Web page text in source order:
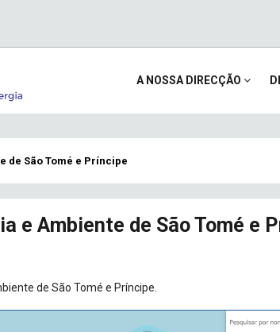
A NOSSA DIRECÇÃO
de São Tomé e Príncipe
e Ambiente de São Tomé e
de São Tomé e Príncipe.